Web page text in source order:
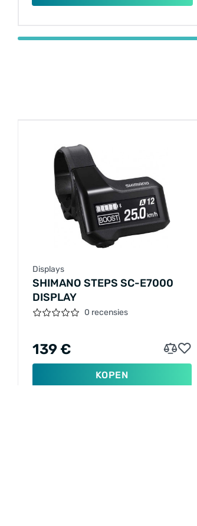
Displays
SHIMANO STEPS SC-E7000
DISPLAY
0 recensies
139 €
KOPEN